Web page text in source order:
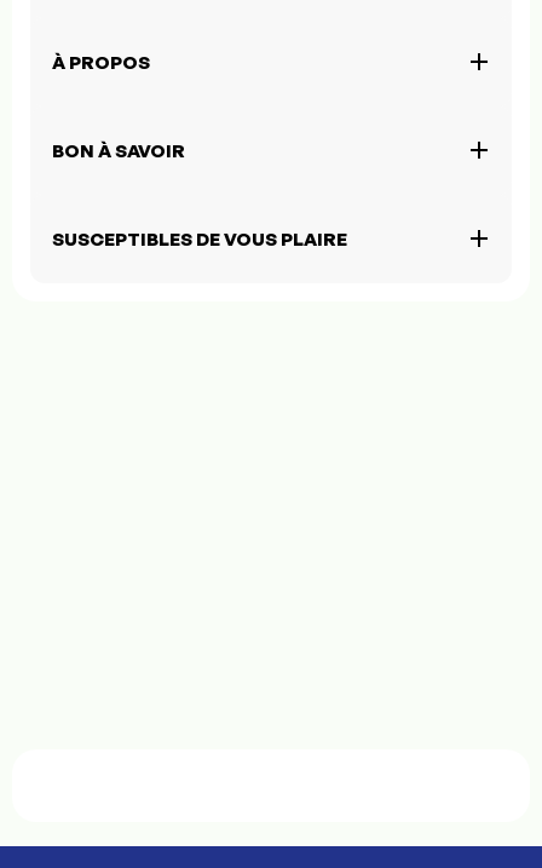
À PROPOS
BON À SAVOIR
SUSCEPTIBLES DE VOUS PLAIRE